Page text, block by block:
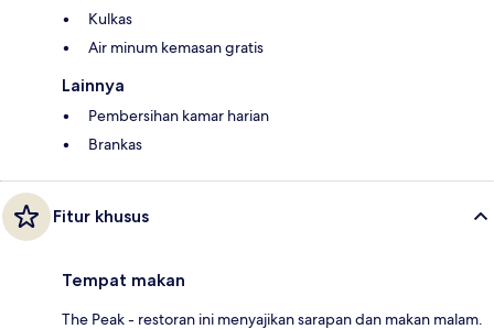
Kulkas
Air minum kemasan gratis
Lainnya
Pembersihan kamar harian
Brankas
Fitur khusus
Tempat makan
The Peak - restoran ini menyajikan sarapan dan makan malam.